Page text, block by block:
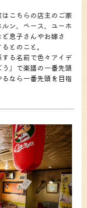
こちらの店主のご家
ン、ベース、ユーホ
息子さんやお嫁さ
とのこと。
る名前で色々アイデ
」で楽譜の一番先頭
なら一番先頭を目指